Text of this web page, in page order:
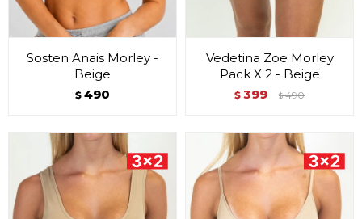
Sosten Anais Morley -
Beige
$ 490
Vedetina Zoe Morley
Pack X 2 - Beige
$ 399 $ 490